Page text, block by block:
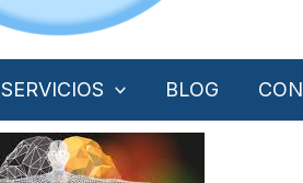
SERVICIOS BLOG